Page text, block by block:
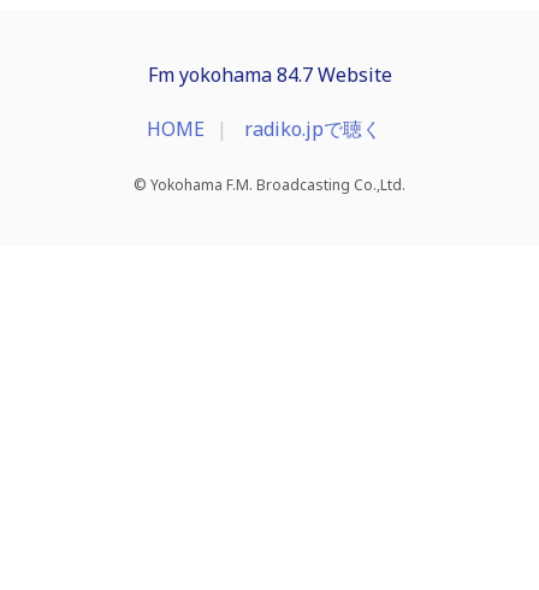
Fm yokohama 84.7 Website
HOME radiko.jpで聴く
© Yokohama F.M. Broadcasting Co.,Ltd.